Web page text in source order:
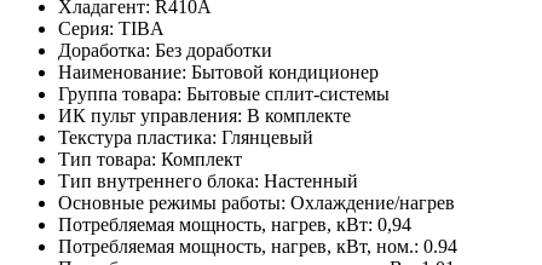
Хладагент: R410A
Серия: TIBA
Доработка: Без доработки
Наименование: Бытовой кондиционер
Группа товара: Бытовые сплит-системы
ИК пульт управления: В комплекте
Текстура пластика: Глянцевый
Тип товара: Комплект
Тип внутреннего блока: Настенный
Основные режимы работы: Охлаждение/нагрев
Потребляемая мощность, нагрев, кВт: 0,94
Потребляемая мощность, нагрев, кВт, ном.: 0.94